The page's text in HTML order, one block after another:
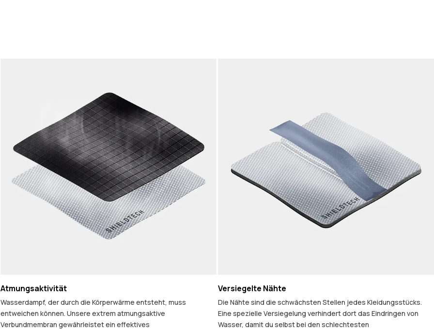
Atmungsaktivität
Wasserdampf, der durch die Körperwärme entsteht, muss
entweichen können. Unsere extrem atmungsaktive
Verbundmembran gewährleistet ein effektives
Versiegelte Nähte
Die Nähte sind die schwächsten Stellen jedes Kleidungsstücks.
Eine spezielle Versiegelung verhindert dort das Eindringen von
Wasser, damit du selbst bei den schlechtesten